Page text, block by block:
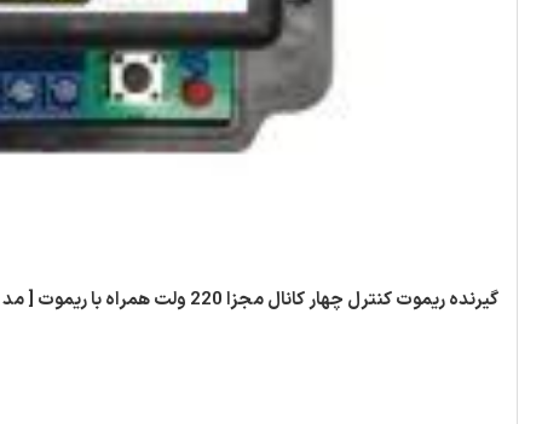
گیرنده ریموت کنترل چهار کانال مجزا 220 ولت همراه با ریموت [ مد ABCD ]